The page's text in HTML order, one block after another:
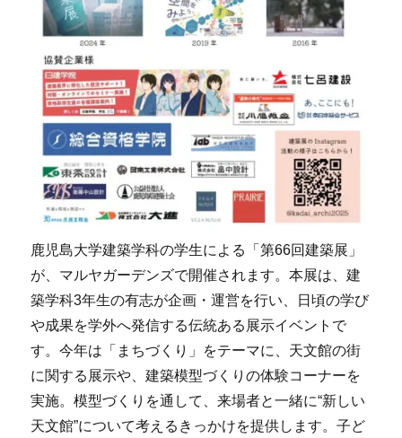
鹿児島大学建築学科の学生による「第66回建築展」
が、マルヤガーデンズで開催されます。本展は、建
築学科3年生の有志が企画・運営を行い、日頃の学び
や成果を学外へ発信する伝統ある展示イベントで
す。今年は「まちづくり」をテーマに、天文館の街
に関する展示や、建築模型づくりの体験コーナーを
実施。模型づくりを通して、来場者と一緒に“新しい
天文館”について考えるきっかけを提供します。子ど